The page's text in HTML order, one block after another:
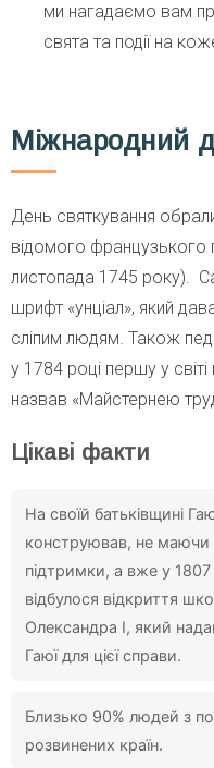
ми нагадаємо вам
свята та події на
Міжнародний
День святкування
відомого французького
листопада 1745 року).
шрифт «унціал», який
сліпим людям. Також
у 1784 році першу у
назвав «Майстернею
Цікаві факти
На своїй батьківщині
конструював, не маючи
підтримки, а вже у
відбулося відкриття
Олександра I, який
Гаюї для цієї справи.
Близько 90% людей з
розвинених країн.